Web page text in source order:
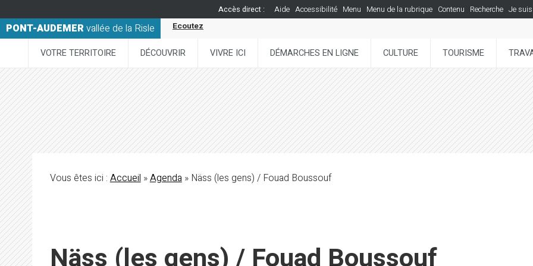
Accès direct : Aide Accessibilité Menu Menu de la rubrique Contenu Recherche Je suis
PONT-AUDEMERvallée de la Risle Ecoutez
VOTRE TERRITOIRE DÉCOUVRIR VIVRE ICI DÉMARCHES EN LIGNE CULTURE TOURISME
Vous êtes ici :Accueil»Agenda» Näss (les gens) / Fouad Boussouf